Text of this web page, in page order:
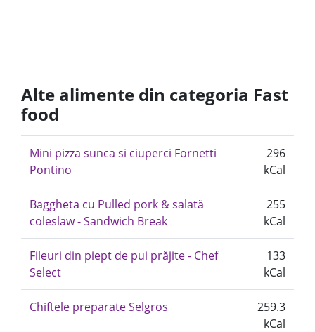
Alte alimente din categoria Fast
food
Mini pizza sunca si ciuperci Fornetti
Pontino
296
kCal
Baggheta cu Pulled pork & salată
coleslaw - Sandwich Break
255
kCal
Fileuri din piept de pui prăjite - Chef
Select
133
kCal
Chiftele preparate Selgros
259.3
kCal